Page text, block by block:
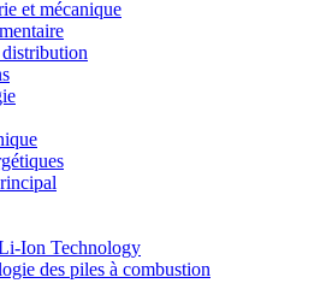
et mécanique
Ion Technology
des piles à combustion